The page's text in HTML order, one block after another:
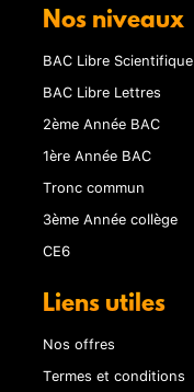
Nos niveaux
BAC Libre Scientifique
BAC Libre Lettres
2ème Année BAC
1ère Année BAC
Tronc commun
3ème Année collège
CE6
Liens utiles
Nos offres
Termes et conditions